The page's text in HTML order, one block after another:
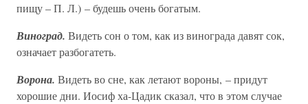
пищу – П. Л.) – будешь очень богатым.
Виноград. Видеть сон о том, как из винограда давят сок,
означает разбогатеть.
Ворона. Видеть во сне, как летают вороны, – придут
хорошие дни. Иосиф ха-Цадик сказал, что в этом случае